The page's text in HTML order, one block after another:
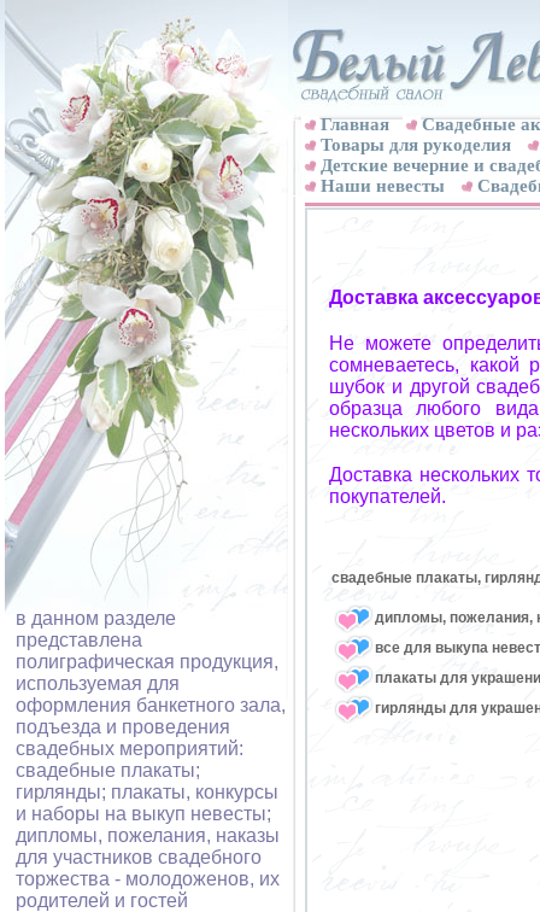
в данном разделе
представлена
полиграфическая продукция,
используемая для
оформления банкетного зала,
подъезда и проведения
свадебных мероприятий:
свадебные плакаты;
гирлянды; плакаты, конкурсы
и наборы на выкуп невесты;
дипломы, пожелания, наказы
для участников свадебного
торжества - молодоженов, их
родителей и гостей
Главная
Свадебные
Товары для рукоделия
Детские вечерние и
Наши невесты
Доставка
Не можете
сомневаетесь, какой
шубок и другой
образца любого
нескольких цветов и
Доставка нескольких
покупателей.
свадебные плакаты,
дипломы, пожелания,
все для выкупа
плакаты для
гирлянды для